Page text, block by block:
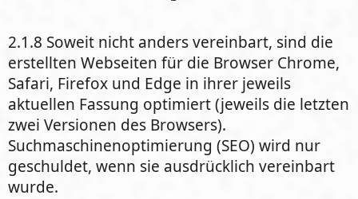
2.1.8 Soweit nicht anders vereinbart, sind die
erstellten Webseiten für die Browser Chrome,
Safari, Firefox und Edge in ihrer jeweils
aktuellen Fassung optimiert (jeweils die letzten
zwei Versionen des Browsers).
Suchmaschinenoptimierung (SEO) wird nur
geschuldet, wenn sie ausdrücklich vereinbart
wurde.